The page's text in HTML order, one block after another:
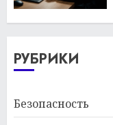
РУБРИКИ
Безопасность